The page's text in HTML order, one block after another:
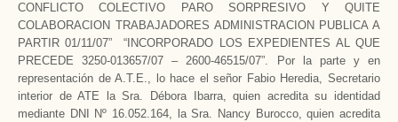
CONFLICTO COLECTIVO PARO SORPRESIVO Y QUITE
COLABORACION TRABAJADORES ADMINISTRACION PUBLICA A
PARTIR 01/11/07” “INCORPORADO LOS EXPEDIENTES AL QUE
PRECEDE 3250-013657/07 – 2600-46515/07”. Por la parte y en
representación de A.T.E., lo hace el señor Fabio Heredia, Secretario
interior de ATE la Sra. Débora Ibarra, quien acredita su identidad
mediante DNI Nº 16.052.164, la Sra. Nancy Burocco, quien acredita